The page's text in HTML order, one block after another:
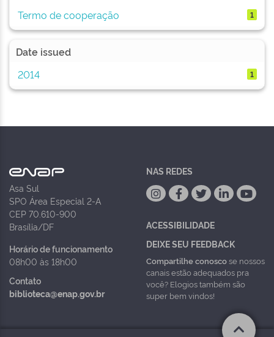
Termo de cooperação 1
Date issued
2014
1
Asa Sul
SPO Área Especial 2-A
CEP 70.610-900
Brasília/DF
Horário de funcionamento
08h00 às 18h00
Contato
biblioteca@enap.gov.br
NAS REDES
ACESSIBILIDADE
DEIXE SEU FEEDBACK
Compartilhe conoscose nossos
canais estão adequados pra
você? Elogios também são
super bem vindos!